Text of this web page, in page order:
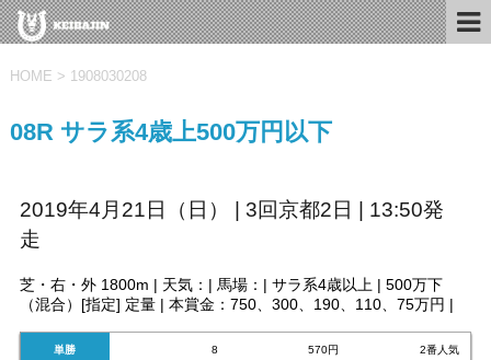
HOME > 1908030208
08R サラ系4歳上500万円以下
2019年4月21日（日） | 3回京都2日 | 13:50発
走
芝・右・外 1800m | 天気：| 馬場：| サラ系4歳以上 | 500万下
（混合）[指定] 定量 | 本賞金：750、300、190、110、75万円 |
単勝 8 570円 2番人気